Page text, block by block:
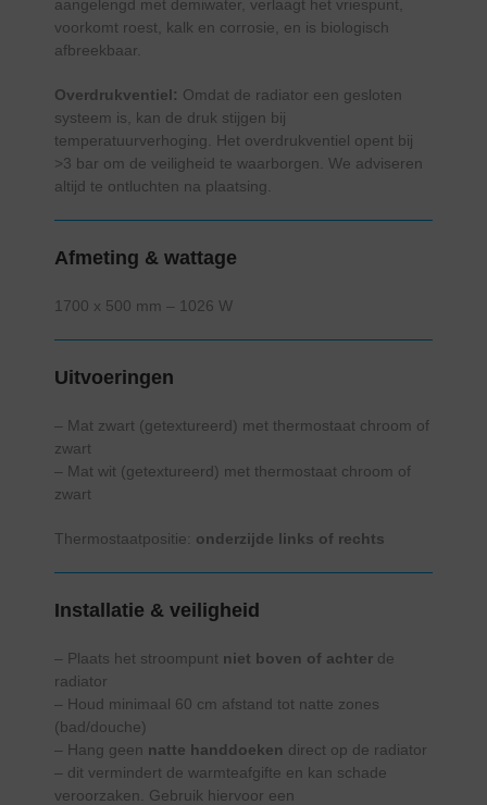
aangelengd met demiwater, verlaagt het vriespunt,
voorkomt roest, kalk en corrosie, en is biologisch
afbreekbaar.
Overdrukventiel: Omdat de radiator een gesloten
systeem is, kan de druk stijgen bij
temperatuurverhoging. Het overdrukventiel opent bij
>3 bar om de veiligheid te waarborgen. We adviseren
altijd te ontluchten na plaatsing.
Afmeting & wattage
1700 x 500 mm – 1026 W
Uitvoeringen
– Mat zwart (getextureerd) met thermostaat chroom of
zwart
– Mat wit (getextureerd) met thermostaat chroom of
zwart
Thermostaatpositie: onderzijde links of rechts
Installatie & veiligheid
– Plaats het stroompunt niet boven of achter de
radiator
– Houd minimaal 60 cm afstand tot natte zones
(bad/douche)
– Hang geen natte handdoeken direct op de radiator
– dit vermindert de warmteafgifte en kan schade
veroorzaken. Gebruik hiervoor een